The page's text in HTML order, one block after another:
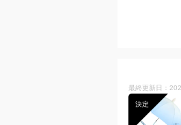
最終更新日：
決定